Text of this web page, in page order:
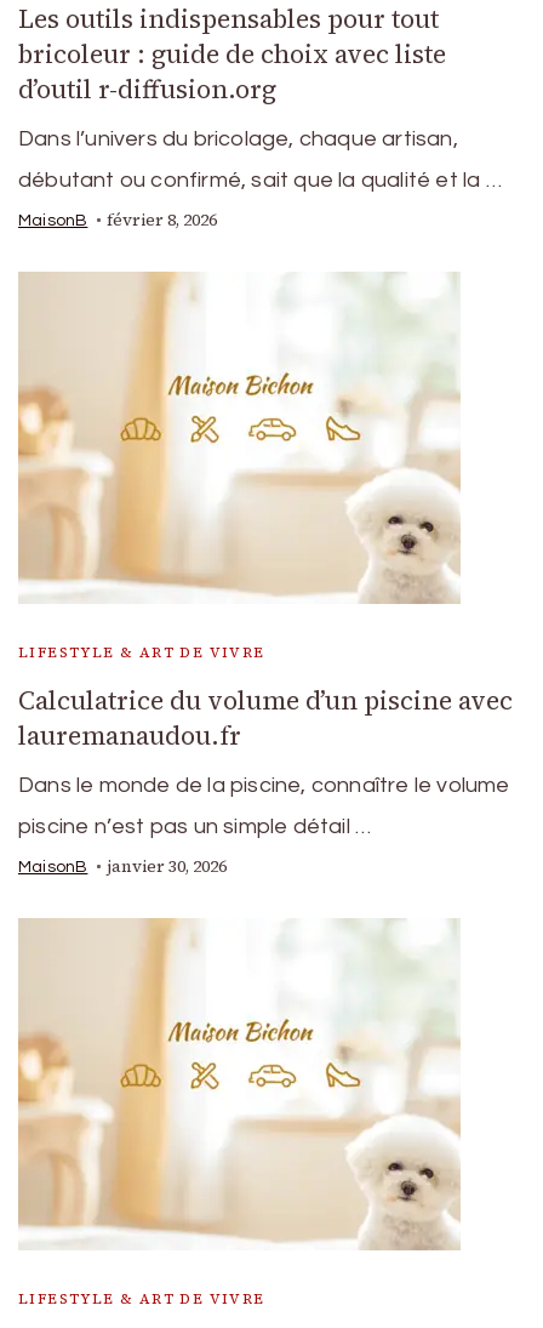
Les outils indispensables pour tout
bricoleur : guide de choix avec liste
d’outil r-diffusion.org
Dans l’univers du bricolage, chaque artisan,
débutant ou confirmé, sait que la qualité et la …
MaisonB février 8, 2026
LIFESTYLE & ART DE VIVRE
Calculatrice du volume d’un piscine avec
lauremanaudou.fr
Dans le monde de la piscine, connaître le volume
piscine n’est pas un simple détail …
MaisonB janvier 30, 2026
LIFESTYLE & ART DE VIVRE